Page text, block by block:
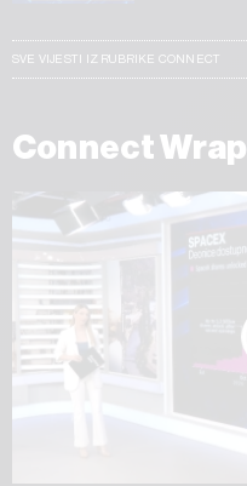
SVE VIJESTI IZ RUBRIKE CONNECT
Connect Wrap